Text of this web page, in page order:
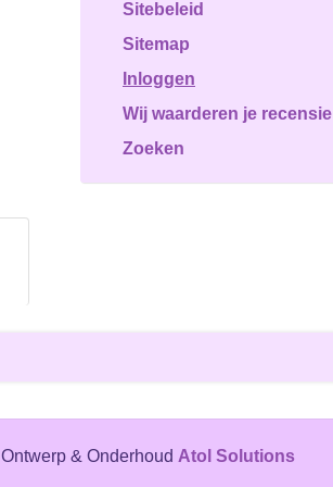
Sitebeleid
Sitemap
Inloggen
Wij waarderen je recensie
Zoeken
Ontwerp & Onderhoud Atol Solutions